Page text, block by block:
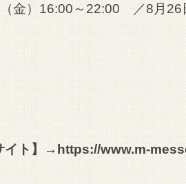
金）16:00～22:00 ／8月26
イト】→ https://www.m-